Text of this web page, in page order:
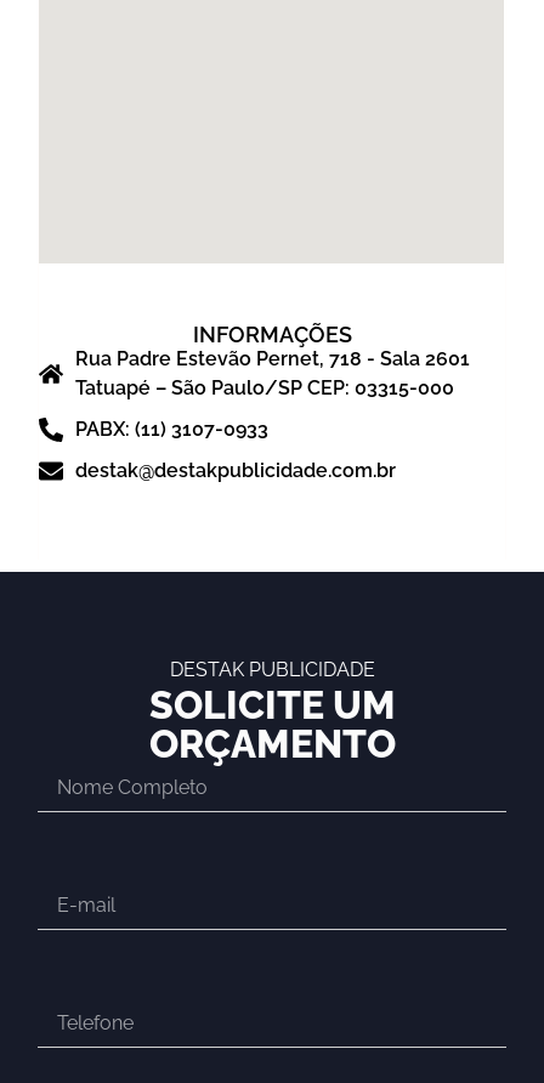
INFORMAÇÕES
Rua Padre Estevão Pernet, 718 - Sala 2601
Tatuapé – São Paulo/SP CEP: 03315-000
PABX: (11) 3107-0933
destak@destakpublicidade.com.br
DESTAK PUBLICIDADE
SOLICITE UM
ORÇAMENTO